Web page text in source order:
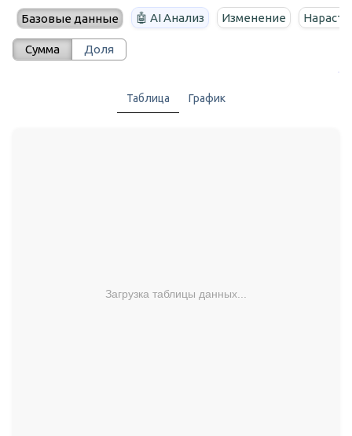
Базовые данные 🤖 AI Анализ Изменение
Сумма Доля
Таблица График
Загрузка таблицы данных...